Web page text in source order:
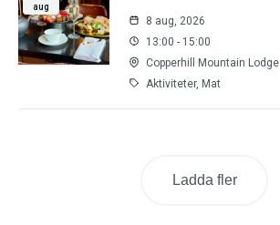
aug
8 aug, 2026
13:00 - 15:00
Copperhill Mountain Lodge
Aktiviteter, Mat
Ladda fler